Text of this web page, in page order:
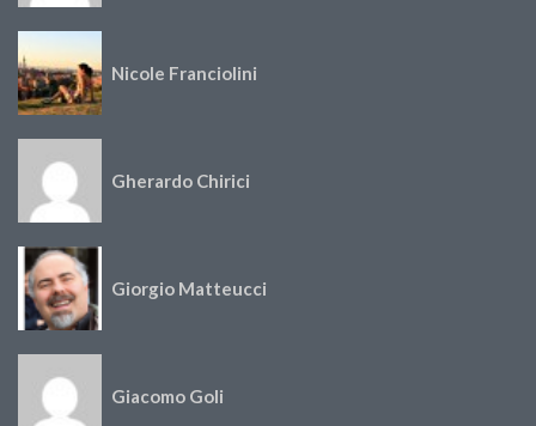
Nicole Franciolini
Gherardo Chirici
Giorgio Matteucci
Giacomo Goli